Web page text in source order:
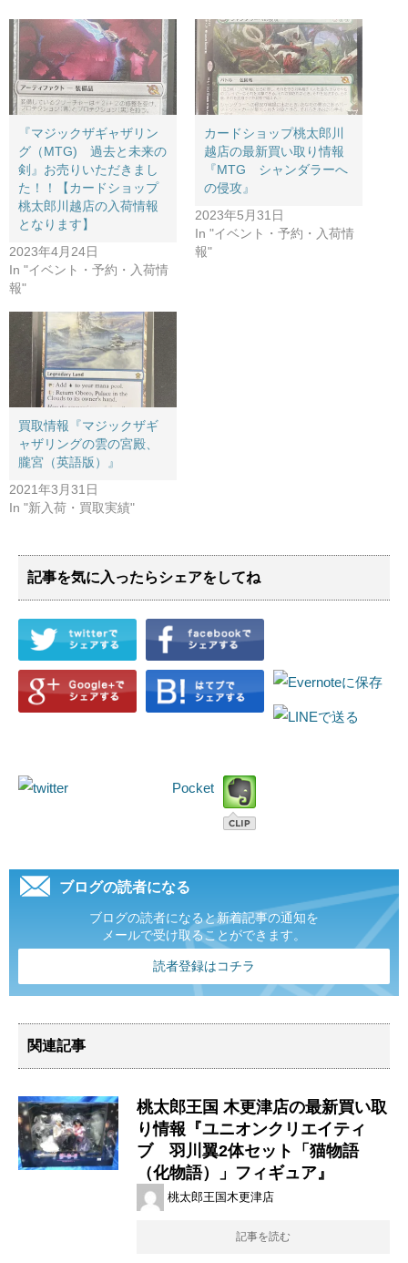
『マジックザギャザリン
グ（MTG) 過去と未来の
剣』お売りいただきまし
た！！【カードショップ
桃太郎川越店の入荷情報
となります】
2023年4月24日
In "イベント・予約・入荷情
報"
カードショップ桃太郎川
越店の最新買い取り情報
『MTG シャンダラーへ
の侵攻』
2023年5月31日
In "イベント・予約・入荷情
報"
買取情報『マジックザギ
ャザリングの雲の宮殿、
朧宮（英語版）』
2021年3月31日
In "新入荷・買取実績"
記事を気に入ったらシェアをしてね
Pocket
ブログの読者になる
ブログの読者になると新着記事の通知を
メールで受け取ることができます。
読者登録はコチラ
関連記事
桃太郎王国 木更津店の最新買い取
り情報『ユニオンクリエイティ
ブ 羽川翼2体セット「猫物語
（化物語）」フィギュア』
桃太郎王国木更津店
記事を読む